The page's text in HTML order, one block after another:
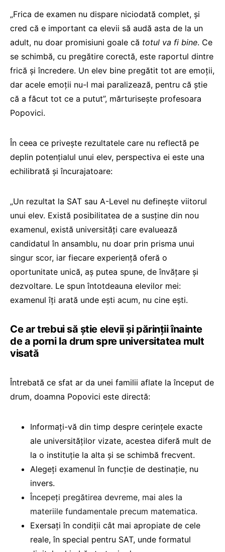
„Frica de examen nu dispare niciodată complet, și
cred că e important ca elevii să audă asta de la un
adult, nu doar promisiuni goale că totul va fi bine. Ce
se schimbă, cu pregătire corectă, este raportul dintre
frică și încredere. Un elev bine pregătit tot are emoții,
dar acele emoții nu-l mai paralizează, pentru că știe
că a făcut tot ce a putut”, mărturisește profesoara
Popovici.
În ceea ce privește rezultatele care nu reflectă pe
deplin potențialul unui elev, perspectiva ei este una
echilibrată și încurajatoare:
„Un rezultat la SAT sau A-Level nu definește viitorul
unui elev. Există posibilitatea de a susține din nou
examenul, există universități care evaluează
candidatul în ansamblu, nu doar prin prisma unui
singur scor, iar fiecare experiență oferă o
oportunitate unică, aș putea spune, de învățare și
dezvoltare. Le spun întotdeauna elevilor mei:
examenul îți arată unde ești acum, nu cine ești.
Ce ar trebui să știe elevii și părinții înainte
de a porni la drum spre universitatea mult
visată
Întrebată ce sfat ar da unei familii aflate la început de
drum, doamna Popovici este directă:
Informați-vă din timp despre cerințele exacte
ale universităților vizate, acestea diferă mult de
la o instituție la alta și se schimbă frecvent.
Alegeți examenul în funcție de destinație, nu
invers.
Începeți pregătirea devreme, mai ales la
materiile fundamentale precum matematica.
Exersați în condiții cât mai apropiate de cele
reale, în special pentru SAT, unde formatul